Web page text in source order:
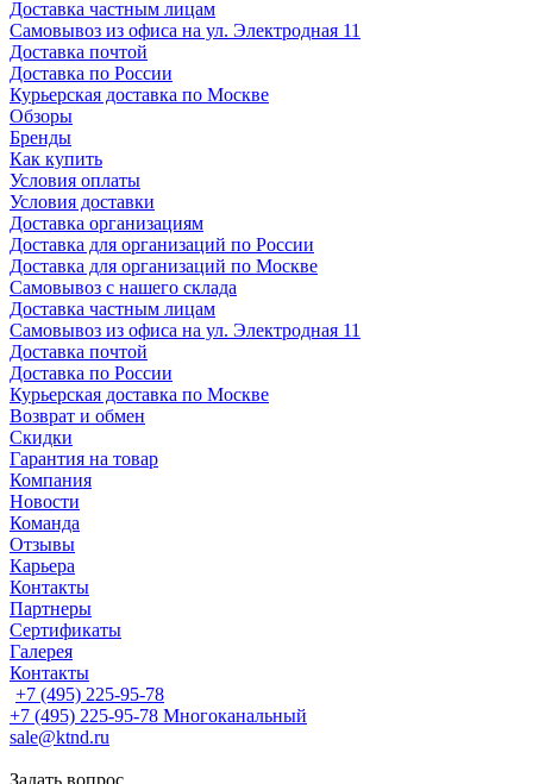
Доставка частным лицам
Самовывоз из офиса на ул. Электродная 11
Доставка почтой
Доставка по России
Курьерская доставка по Москве
Обзоры
Бренды
Как купить
Условия оплаты
Условия доставки
Доставка организациям
Доставка для организаций по России
Доставка для организаций по Москве
Самовывоз с нашего склада
Доставка частным лицам
Самовывоз из офиса на ул. Электродная 11
Доставка почтой
Доставка по России
Курьерская доставка по Москве
Возврат и обмен
Скидки
Гарантия на товар
Компания
Новости
Команда
Отзывы
Карьера
Контакты
Партнеры
Сертификаты
Галерея
Контакты
+7 (495) 225-95-78
+7 (495) 225-95-78 Многоканальный
sale@ktnd.ru
Задать вопрос